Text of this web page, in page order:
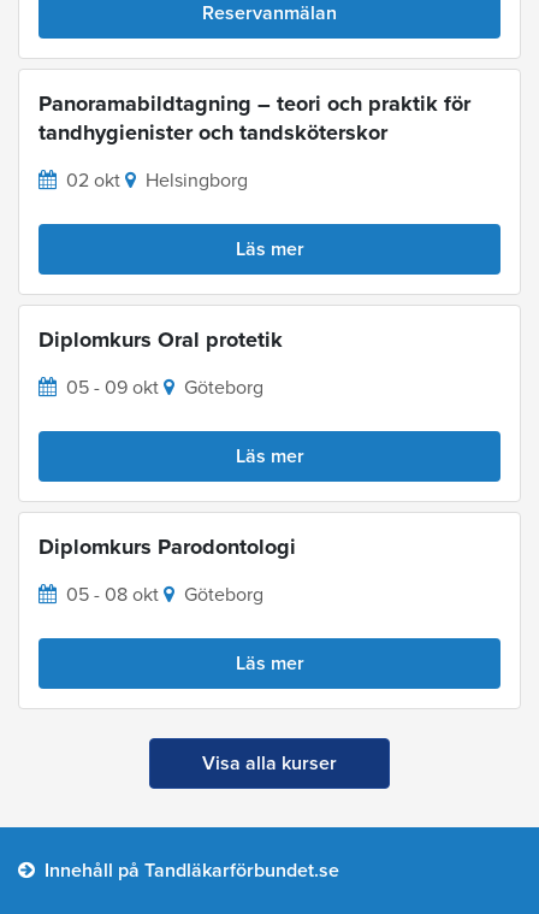
Reservanmälan
Panoramabildtagning – teori och praktik för
tandhygienister och tandsköterskor
02 okt Helsingborg
Läs mer
Diplomkurs Oral protetik
05 - 09 okt Göteborg
Läs mer
Diplomkurs Parodontologi
05 - 08 okt Göteborg
Läs mer
Visa alla kurser
Innehåll på Tandläkarförbundet.se